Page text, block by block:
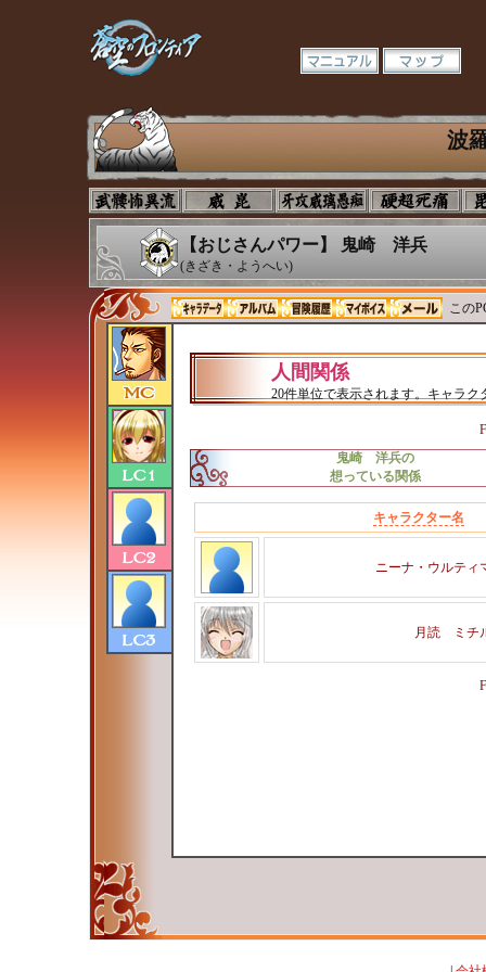
波
【おじさんパワー】 鬼崎 洋兵
(きざき・ようへい)
この
人間関係
20件単位で表示されます。キャラ
鬼崎 洋兵の
想っている関係
キャラクター名
ニーナ・ウルティ
月読 ミチ